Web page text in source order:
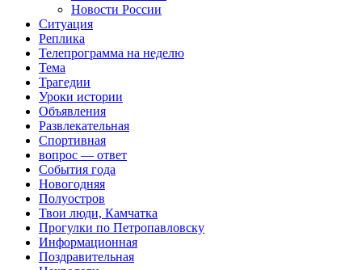
Новости России
Ситуация
Реплика
Телепрограмма на неделю
Тема
Трагедии
Уроки истории
Объявления
Развлекательная
Спортивная
вопрос — ответ
События года
Новогодняя
Полуостров
Твои люди, Камчатка
Прогулки по Петропавловску
Информационная
Поздравительная